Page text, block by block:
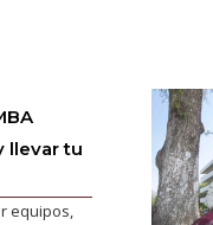
llevar tu
equipos,